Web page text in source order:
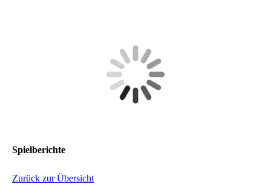
Spielberichte
Zurück zur Übersicht